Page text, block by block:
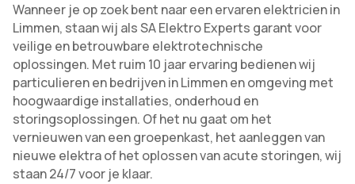
Wanneer je op zoek bent naar een ervaren elektricien in
Limmen, staan wij als SA Elektro Experts garant voor
veilige en betrouwbare elektrotechnische
oplossingen. Met ruim 10 jaar ervaring bedienen wij
particulieren en bedrijven in Limmen en omgeving met
hoogwaardige installaties, onderhoud en
storingsoplossingen. Of het nu gaat om het
vernieuwen van een groepenkast, het aanleggen van
nieuwe elektra of het oplossen van acute storingen, wij
staan 24/7 voor je klaar.